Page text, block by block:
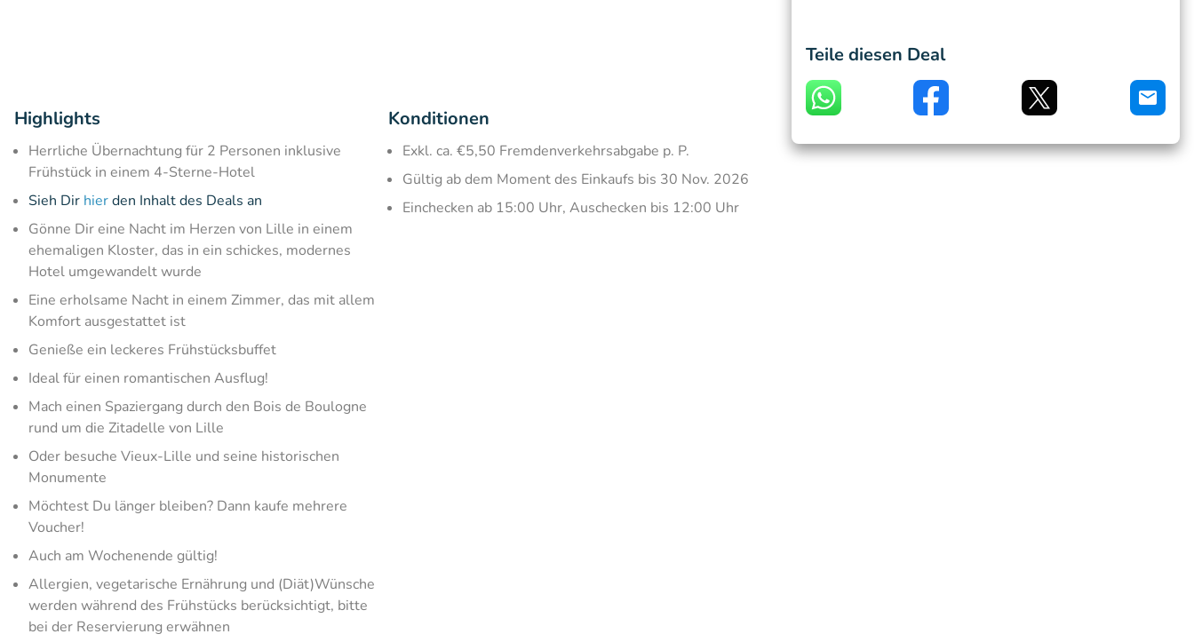
Highlights
Herrliche Übernachtung für 2 Personen inklusive
Frühstück in einem 4-Sterne-Hotel
Sieh Dir hierden Inhalt des Deals an
Gönne Dir eine Nacht im Herzen von Lille in einem
ehemaligen Kloster, das in ein schickes, modernes
Hotel umgewandelt wurde
Eine erholsame Nacht in einem Zimmer, das mit allem
Komfort ausgestattet ist
Genieße ein leckeres Frühstücksbuffet
Ideal für einen romantischen Ausflug!
Mach einen Spaziergang durch den Bois de Boulogne
rund um die Zitadelle von Lille
Oder besuche Vieux-Lille und seine historischen
Monumente
Möchtest Du länger bleiben? Dann kaufe mehrere
Voucher!
Auch am Wochenende gültig!
Allergien, vegetarische Ernährung und (Diät)Wünsche
werden während des Frühstücks berücksichtigt, bitte
bei der Reservierung erwähnen
Konditionen
Exkl. ca. €5,50 Fremdenverkehrsabgabe p. P.
Gültig ab dem Moment des Einkaufs bis 30 Nov. 2026
Einchecken ab 15:00 Uhr, Auschecken bis 12:00 Uhr
Teile diesen Deal